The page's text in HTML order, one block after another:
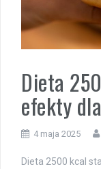
Dieta
efekty
4 maja 2025
Dieta 2500 kcal